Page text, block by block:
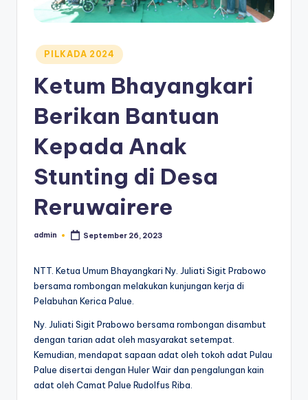
Posted
in
PILKADA 2024
Ketum Bhayangkari
Berikan Bantuan
Kepada Anak
Stunting di Desa
Reruwairere
Posted
admin September 26, 2023
NTT. Ketua Umum Bhayangkari Ny. Juliati Sigit Prabowo
bersama rombongan melakukan kunjungan kerja di
Pelabuhan Kerica Palue.
Ny. Juliati Sigit Prabowo bersama rombongan disambut
dengan tarian adat oleh masyarakat setempat.
Kemudian, mendapat sapaan adat oleh tokoh adat Pulau
Palue disertai dengan Huler Wair dan pengalungan kain
adat oleh Camat Palue Rudolfus Riba.